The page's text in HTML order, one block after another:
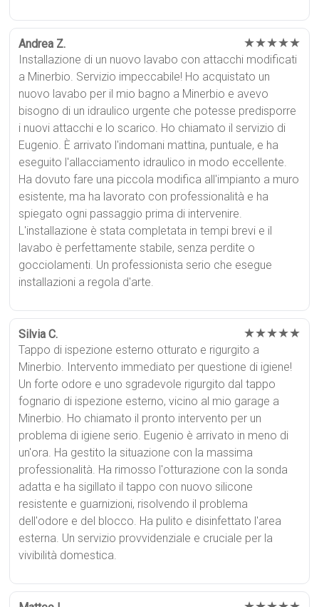
Andrea Z. ★★★★★
Installazione di un nuovo lavabo con attacchi modificati
a Minerbio. Servizio impeccabile! Ho acquistato un
nuovo lavabo per il mio bagno a Minerbio e avevo
bisogno di un idraulico urgente che potesse predisporre
i nuovi attacchi e lo scarico. Ho chiamato il servizio di
Eugenio. È arrivato l'indomani mattina, puntuale, e ha
eseguito l'allacciamento idraulico in modo eccellente.
Ha dovuto fare una piccola modifica all'impianto a muro
esistente, ma ha lavorato con professionalità e ha
spiegato ogni passaggio prima di intervenire.
L'installazione è stata completata in tempi brevi e il
lavabo è perfettamente stabile, senza perdite o
gocciolamenti. Un professionista serio che esegue
installazioni a regola d'arte.
Silvia C. ★★★★★
Tappo di ispezione esterno otturato e rigurgito a
Minerbio. Intervento immediato per questione di igiene!
Un forte odore e uno sgradevole rigurgito dal tappo
fognario di ispezione esterno, vicino al mio garage a
Minerbio. Ho chiamato il pronto intervento per un
problema di igiene serio. Eugenio è arrivato in meno di
un'ora. Ha gestito la situazione con la massima
professionalità. Ha rimosso l'otturazione con la sonda
adatta e ha sigillato il tappo con nuovo silicone
resistente e guarnizioni, risolvendo il problema
dell'odore e del blocco. Ha pulito e disinfettato l'area
esterna. Un servizio provvidenziale e cruciale per la
vivibilità domestica.